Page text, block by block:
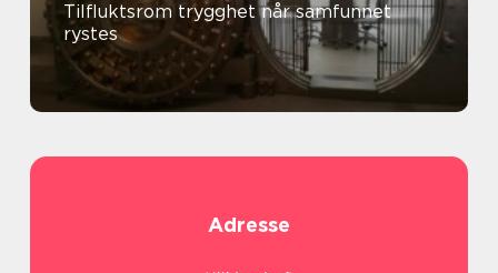
Tilfluktsrom trygghet når samfunnet
rystes
Adresse